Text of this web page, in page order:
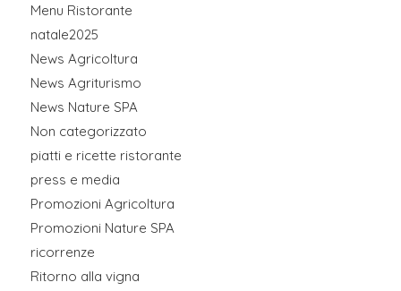
Menu Ristorante
natale2025
News Agricoltura
News Agriturismo
News Nature SPA
Non categorizzato
piatti e ricette ristorante
press e media
Promozioni Agricoltura
Promozioni Nature SPA
ricorrenze
Ritorno alla vigna